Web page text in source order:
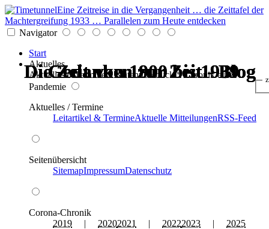
Eine Zeitreise in die Vergangenheit … die Zeittafel der
Machtergreifung 1933 … Parallelen zum Heute entdecken
Navigator
Start
Aktuelles
Aktuelles * Termine * Seitenüberblick * Chronik einer
Pandemie
Aktuelles / Termine
Leitartikel & TermineAktuelle MitteilungenRSS-Feed
Seitenübersicht
SitemapImpressumDatenschutz
Corona-Chronik
2019 | 20202021 | 20222023 | 2025
Gedanken zur Zeit - Blog
Die Zeit von 1900 bis 1939
Gedanken zur Zeit - Blog
Gedanken zur Zeit - Blog
Die Zeit von 1900 bis 1939
Gedanken zur Zeit - Blog